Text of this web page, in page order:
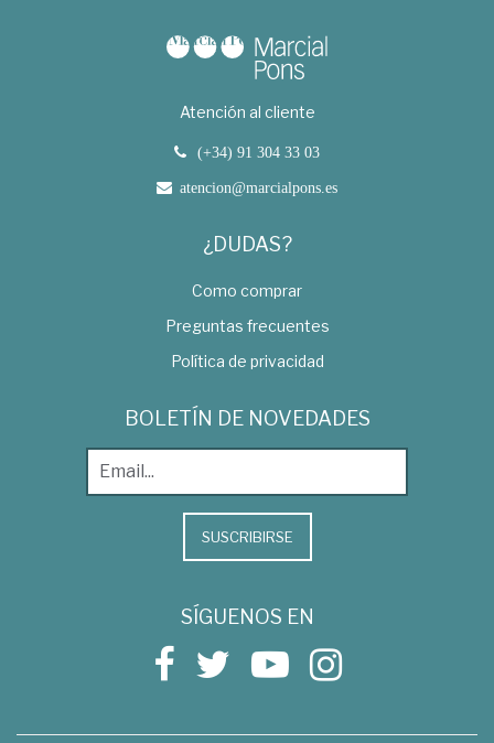
Atención al cliente
(+34) 91 304 33 03
atencion@marcialpons.es
¿DUDAS?
Como comprar
Preguntas frecuentes
Política de privacidad
BOLETÍN DE NOVEDADES
SUSCRIBIRSE
SÍGUENOS EN